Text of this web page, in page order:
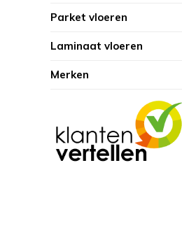
Parket vloeren
Laminaat vloeren
Merken